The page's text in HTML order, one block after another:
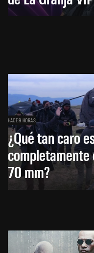
HACE 9 HORAS
¿Qué tan caro
completamente
70 mm?